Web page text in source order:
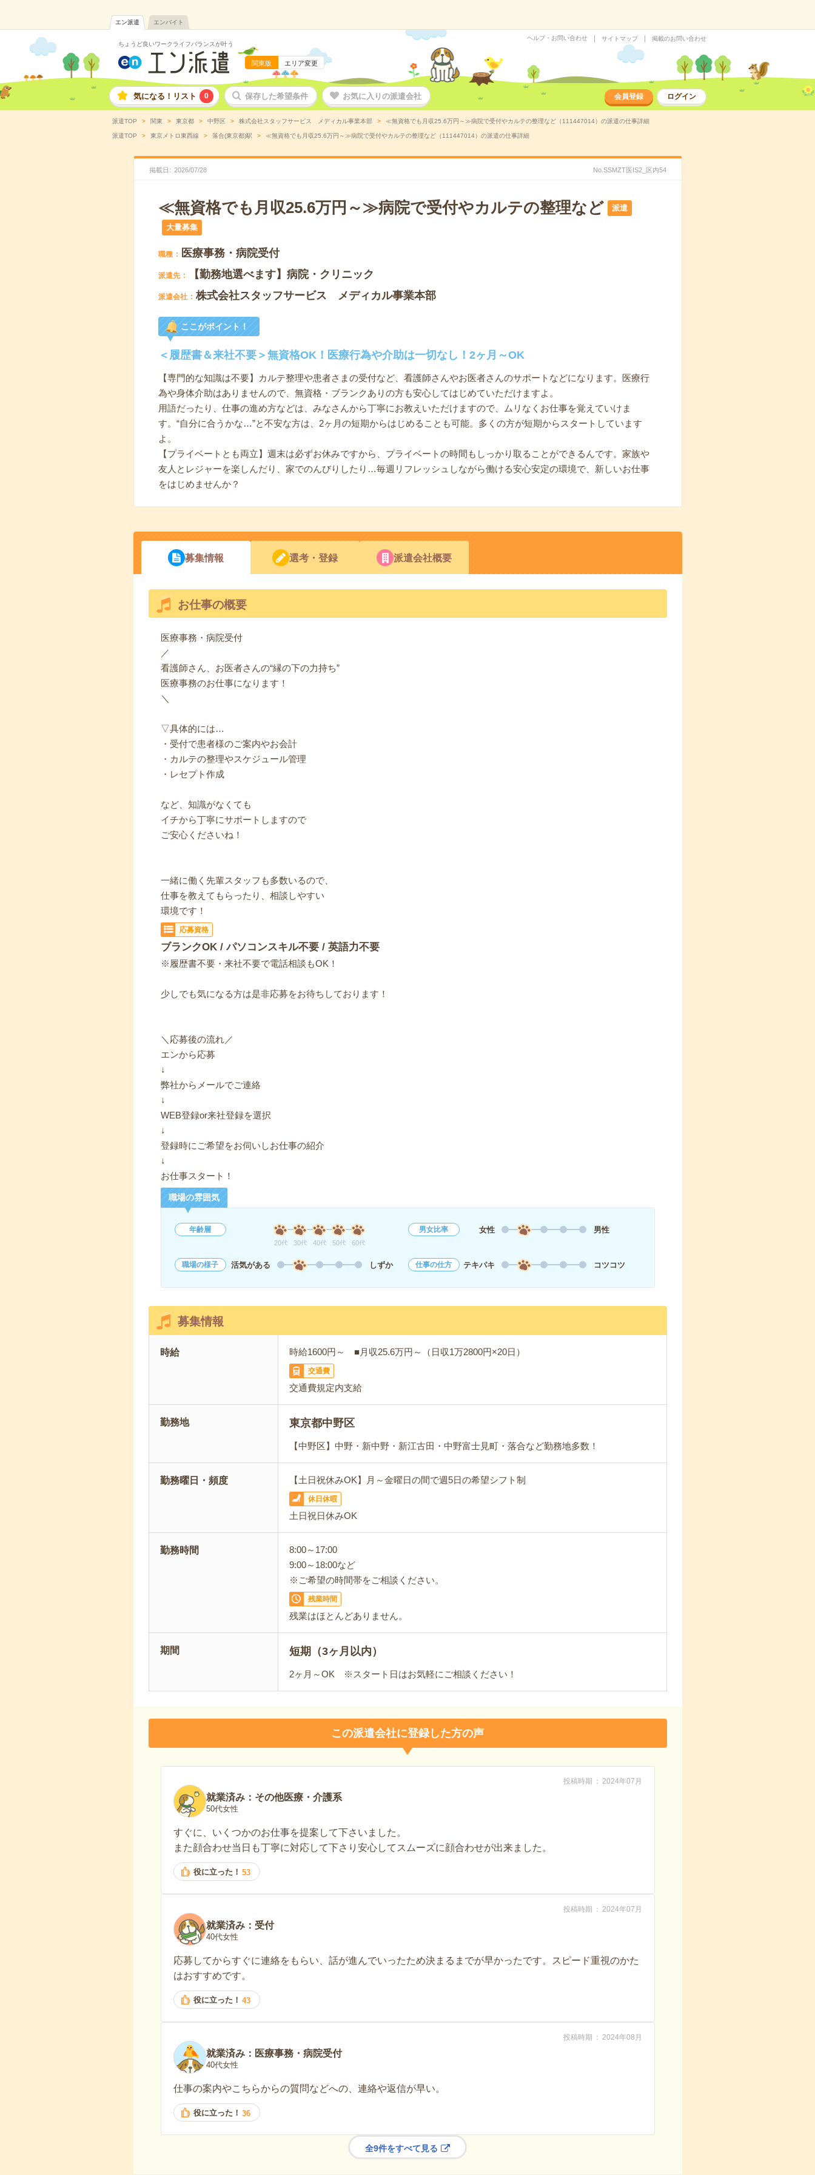
エン派遣 エンバイト
ちょうど良いワークライフバランスが叶う
関東版 エリア変更
ヘルプ・お問い合わせ サイトマップ 掲載のお問い合わせ
気になる！リスト 0 保存した希望条件 お気に入りの派遣会社 会員登録 ログイン
派遣TOP 関東 東京都 中野区 株式会社スタッフサービス メディカル事業本部 ≪無資格でも月収25.6万円～≫病院で受付やカルテの整理など（111447014）の派遣の仕事詳細
派遣TOP 東京メトロ東西線 落合(東京都)駅 ≪無資格でも月収25.6万円～≫病院で受付やカルテの整理など（111447014）の派遣の仕事詳細
掲載日 2026/07/28 No.SSMZT医IS2_区内54
≪無資格でも月収25.6万円～≫病院で受付やカルテの整理など 派遣
大量募集
職種 医療事務・病院受付
派遣先 【勤務地選べます】病院・クリニック
派遣会社 株式会社スタッフサービス メディカル事業本部
ここがポイント！
＜履歴書＆来社不要＞無資格OK！医療行為や介助は一切なし！2ヶ月～OK
【専門的な知識は不要】カルテ整理や患者さまの受付など、看護師さんやお医者さんのサポートなどになります。医療行
為や身体介助はありませんので、無資格・ブランクありの方も安心してはじめていただけますよ。
用語だったり、仕事の進め方などは、みなさんから丁寧にお教えいただけますので、ムリなくお仕事を覚えていけま
す。“自分に合うかな…”と不安な方は、2ヶ月の短期からはじめることも可能。多くの方が短期からスタートしています
よ。
【プライベートとも両立】週末は必ずお休みですから、プライベートの時間もしっかり取ることができるんです。家族や
友人とレジャーを楽しんだり、家でのんびりしたり…毎週リフレッシュしながら働ける安心安定の環境で、新しいお仕事
をはじめませんか？
募集情報 選考・登録 派遣会社概要
お仕事の概要
医療事務・病院受付
／
看護師さん、お医者さんの“縁の下の力持ち”
医療事務のお仕事になります！
＼
▽具体的には…
・受付で患者様のご案内やお会計
・カルテの整理やスケジュール管理
・レセプト作成
など、知識がなくても
イチから丁寧にサポートしますので
ご安心くださいね！
一緒に働く先輩スタッフも多数いるので、
仕事を教えてもらったり、相談しやすい
環境です！
応募資格
ブランクOK / パソコンスキル不要 / 英語力不要
※履歴書不要・来社不要で電話相談もOK！
少しでも気になる方は是非応募をお待ちしております！
＼応募後の流れ／
エンから応募
↓
弊社からメールでご連絡
↓
WEB登録or来社登録を選択
↓
登録時にご希望をお伺いしお仕事の紹介
↓
お仕事スタート！
職場の雰囲気
年齢層
20代 30代 40代 50代 60代
男女比率 女性 男性
職場の様子 活気がある しずか 仕事の仕方 テキパキ コツコツ
募集情報
時給 時給1600円～ ■月収25.6万円～（日収1万2800円×20日）
交通費
交通費規定内支給
勤務地 東京都中野区
【中野区】中野・新中野・新江古田・中野富士見町・落合など勤務地多数！
勤務曜日・頻度 【土日祝休みOK】月～金曜日の間で週5日の希望シフト制
休日休暇
土日祝日休みOK
勤務時間
8:00～17:00
9:00～18:00など
※ご希望の時間帯をご相談ください。
残業時間
残業はほとんどありません。
期間 短期（3ヶ月以内）
2ヶ月～OK ※スタート日はお気軽にご相談ください！
この派遣会社に登録した方の声
投稿時期 2024年07月
就業済み：その他医療・介護系
50代女性
すぐに、いくつかのお仕事を提案して下さいました。
また顔合わせ当日も丁寧に対応して下さり安心してスムーズに顔合わせが出来ました。
役に立った！ 53
投稿時期 2024年07月
就業済み：受付
40代女性
応募してからすぐに連絡をもらい、話が進んでいったため決まるまでが早かったです。スピード重視のかた
はおすすめです。
役に立った！ 43
投稿時期 2024年08月
就業済み：医療事務・病院受付
40代女性
仕事の案内やこちらからの質問などへの、連絡や返信が早い。
役に立った！ 36
全9件をすべて見る